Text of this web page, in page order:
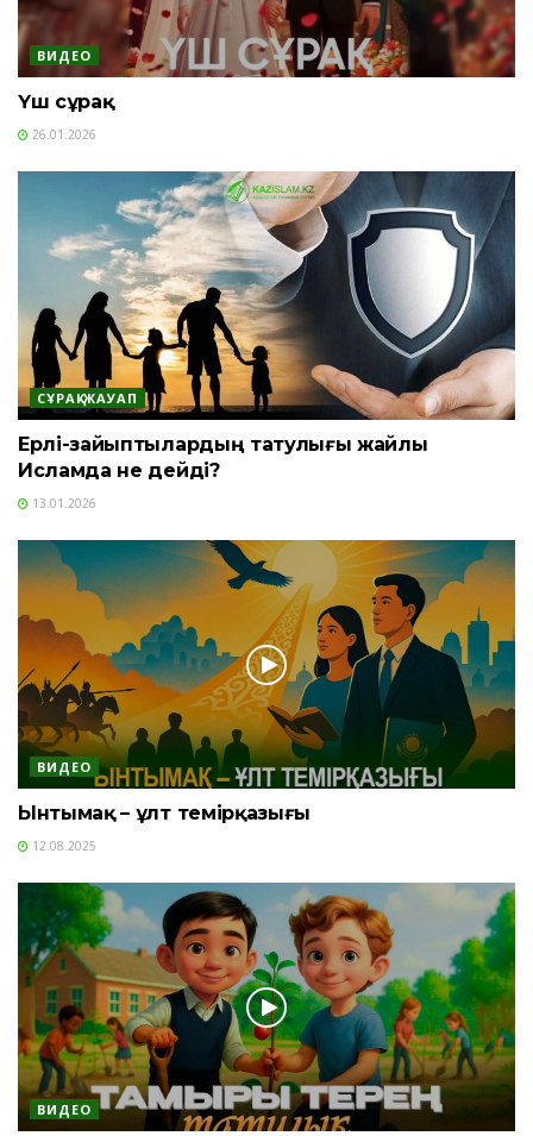
ВИДЕО
Үш сұрақ
26.01.2026
СҰРАҚ-ЖАУАП
Ерлі-зайыптылардың татулығы жайлы
Исламда не дейді?
13.01.2026
ВИДЕО
Ынтымақ – ұлт темірқазығы
12.08.2025
ВИДЕО